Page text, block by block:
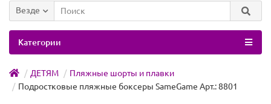
Везде
Категории
ДЕТЯМ
Пляжные шорты и плавки
Подростковые пляжные боксеры SameGame Арт.: 8801